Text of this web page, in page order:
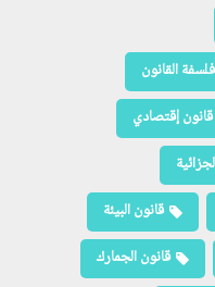
فلسفة القانون
قانون إقتصادي
قانون البيئة
قانون الجمارك